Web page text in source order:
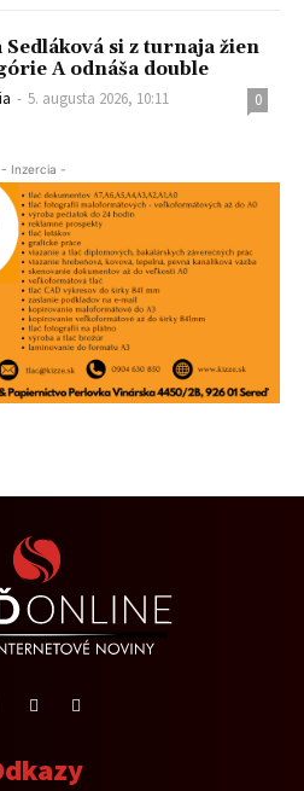
Sedláková si z turnaja žien
A odnáša double
- 5. augusta 2026, 10:11 0
- Inzercia -